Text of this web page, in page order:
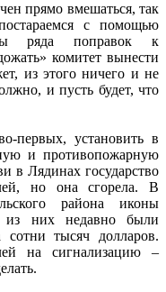
прямо вмешаться, так
с помощью
ряда поправок к
комитет вынести
из этого ничего и не
и пусть будет, что
первых, установить в
и противопожарную
в Лядинах государство
но она сгорела. В
района иконы
них недавно были
тысяч долларов.
на сигнализацию –